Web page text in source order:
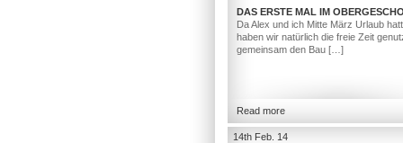
DAS ERSTE MAL IM
Da Alex und ich Mitte März Urlaub
haben wir natürlich die freie Zeit
gemeinsam den Bau […]
Read more
14th Feb. 14